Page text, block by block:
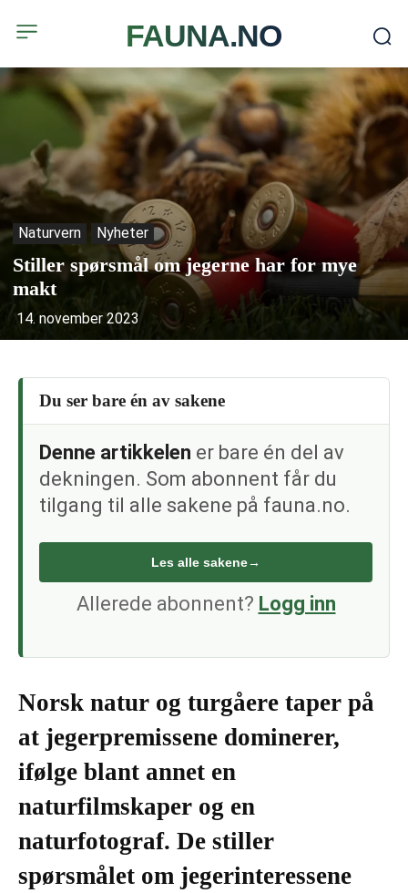
FAUNA.NO
Naturvern Nyheter
Stiller spørsmål om jegerne har for mye
makt
14. november 2023
Du ser bare én av sakene
Denne artikkelen er bare én del av
dekningen. Som abonnent får du
tilgang til alle sakene på fauna.no.
Les alle sakene→
Allerede abonnent? Logg inn
Norsk natur og turgåere taper på
at jegerpremissene dominerer,
ifølge blant annet en
naturfilmskaper og en
naturfotograf. De stiller
spørsmålet om jegerinteressene